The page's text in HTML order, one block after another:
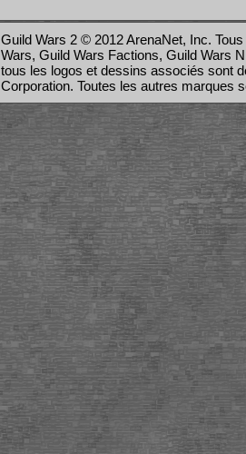
Guild Wars 2 © 2012 ArenaNet, Inc.
Wars, Guild Wars Factions, Guild Wars
tous les logos et dessins associés sont
Corporation. Toutes les autres marques